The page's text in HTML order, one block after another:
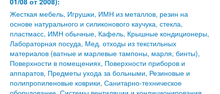
Жесткая мебель, Игрушки, ИМН из металлов, резин на
основе натурального и силиконового каучука, стекла,
пластмасс, ИМН обычные, Кафель, Крышные кондиционеры,
Лабораторная посуда, Мед. отходы из текстильных
материалов (ватные и марлевые тампоны, марля, бинты),
Поверхности в помещениях, Поверхности приборов и
аппаратов, Предметы ухода за больными, Резиновые и
полипропиленовые коврики, Санитарно-техническое